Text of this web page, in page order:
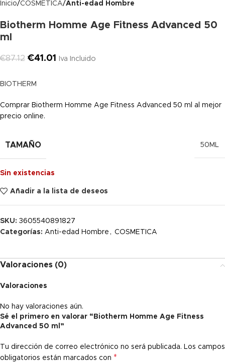
Inicio COSMETICA Anti-edad Hombre
Biotherm Homme Age Fitness Advanced 50
ml
€87.12 €41.01 Iva Incluido
BIOTHERM
Comprar Biotherm Homme Age Fitness Advanced 50 ml al mejor
precio online.
TAMAÑO 50ML
Sin existencias
Añadir a la lista de deseos
SKU: 3605540891827
Categorías: Anti-edad Hombre , COSMETICA
Valoraciones (0)
Valoraciones
No hay valoraciones aún.
Sé el primero en valorar “Biotherm Homme Age Fitness
Advanced 50 ml”
Tu dirección de correo electrónico no será publicada. Los campos
obligatorios están marcados con *